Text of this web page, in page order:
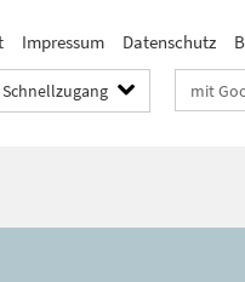
Impressum Datenschutz
Schnellzugang